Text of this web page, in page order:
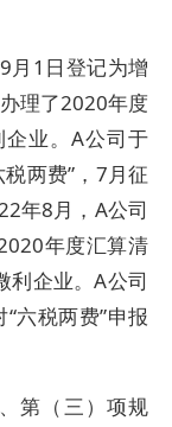
月1日登记为增
理了2020年度
业。A公司于
两费”，7月征
年8月，A公司
年度汇算清
利企业。A公司
六税两费”申报
第（三）项规